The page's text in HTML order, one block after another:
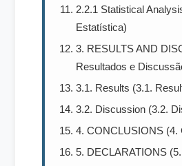
2.2.1 Statistical
Estatística)
3. RESULTS AND
Resultados e
3.1. Results (3.1.
3.2. Discussion (3.2.
4. CONCLUSIONS (4.
5. DECLARATIONS